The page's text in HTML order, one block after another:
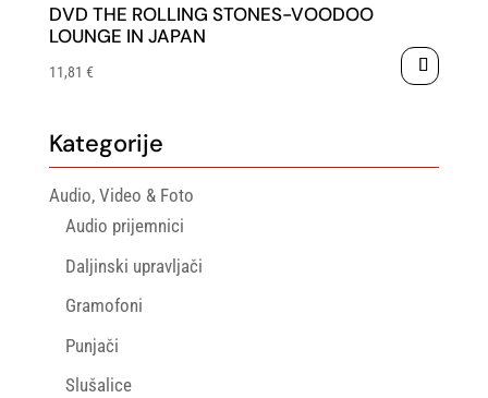
DVD THE ROLLING STONES-VOODOO
LOUNGE IN JAPAN
11,81 €
Kategorije
Audio, Video & Foto
Audio prijemnici
Daljinski upravljači
Gramofoni
Punjači
Slušalice